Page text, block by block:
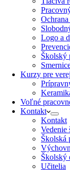
Logo a
Školský
Kurzy pre
Voľné
Kontakt
Kontakt
Vedenie
Školská
Školský
Učitelia